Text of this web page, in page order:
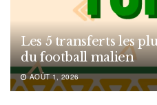
Les 5 transferts les
du football malien
AOÛT 1, 2026